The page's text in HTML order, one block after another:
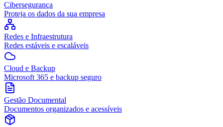
Cibersegurança
Proteja os dados da sua empresa
Redes e Infraestrutura
Redes estáveis e escaláveis
Cloud e Backup
Microsoft 365 e backup seguro
Gestão Documental
Documentos organizados e acessíveis